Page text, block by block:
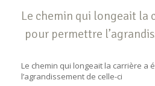
Le chemin qui longeait la
pour permettre
Le chemin qui longeait la carrière a
l’agrandissement de celle-ci